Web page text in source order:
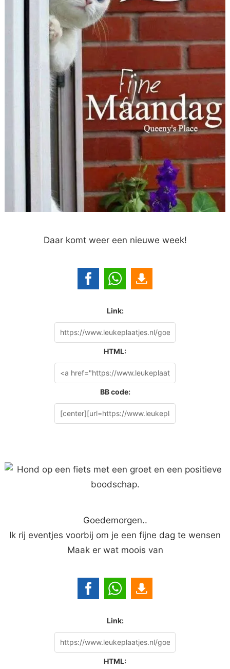
Daar komt weer een nieuwe week!
Link:
HTML:
BB code:
Goedemorgen..
Ik rij eventjes voorbij om je een fijne dag te wensen
Maak er wat moois van
Link:
HTML: